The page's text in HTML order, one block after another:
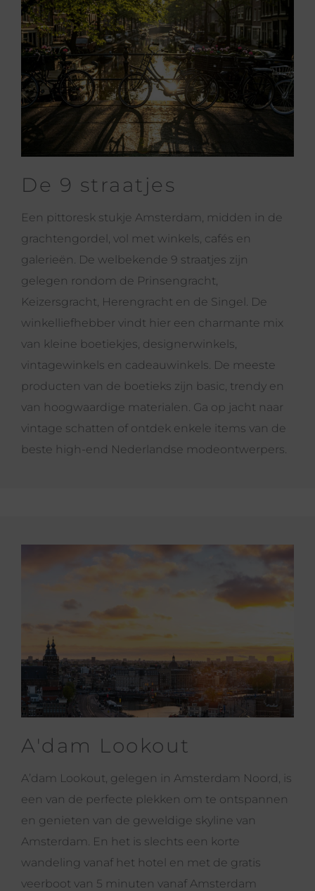
De 9 straatjes
Een pittoresk stukje Amsterdam, midden in de
grachtengordel, vol met winkels, cafés en
galerieën. De welbekende 9 straatjes zijn
gelegen rondom de Prinsengracht,
Keizersgracht, Herengracht en de Singel. De
winkelliefhebber vindt hier een charmante mix
van kleine boetiekjes, designerwinkels,
vintagewinkels en cadeauwinkels. De meeste
producten van de boetieks zijn basic, trendy en
van hoogwaardige materialen. Ga op jacht naar
vintage schatten of ontdek enkele items van de
beste high-end Nederlandse modeontwerpers.
A'dam Lookout
A’dam Lookout, gelegen in Amsterdam Noord, is
een van de perfecte plekken om te ontspannen
en genieten van de geweldige skyline van
Amsterdam. En het is slechts een korte
wandeling vanaf het hotel en met de gratis
veerboot van 5 minuten vanaf Amsterdam